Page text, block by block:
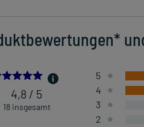
4.833333333333333
4,8 / 5
18 insgesamt
5
4
3
2